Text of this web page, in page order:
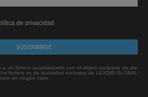
de privacidad
a un fichero automatizado con el objeto exclusivo de dar
fichero es de titularidad exclusiva de LEXDIR GLOBAL
en ningún caso.